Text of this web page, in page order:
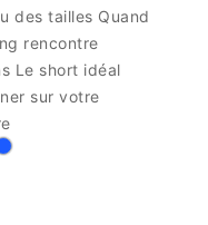
des tailles Quand
rencontre
Le short idéal
sur votre